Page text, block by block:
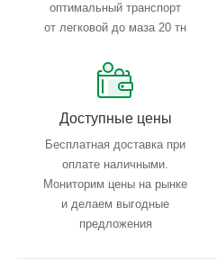
оптимальный транспорт
от легковой до маза 20 тн
Доступные цены
Бесплатная доставка при
оплате наличными.
Мониторим цены на рынке
и делаем выгодные
предложения